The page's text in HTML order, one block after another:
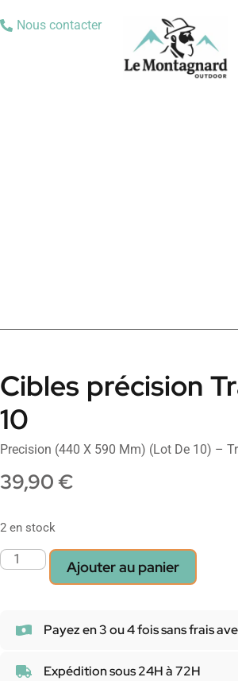
Nous contacter
Cibles précision
10
Precision (440 X 590 Mm) (Lot De 10) –
39,90 €
2 en stock
Ajouter au panier
Payez en 3 ou 4 fois sans frais
Expédition sous 24H à 72H